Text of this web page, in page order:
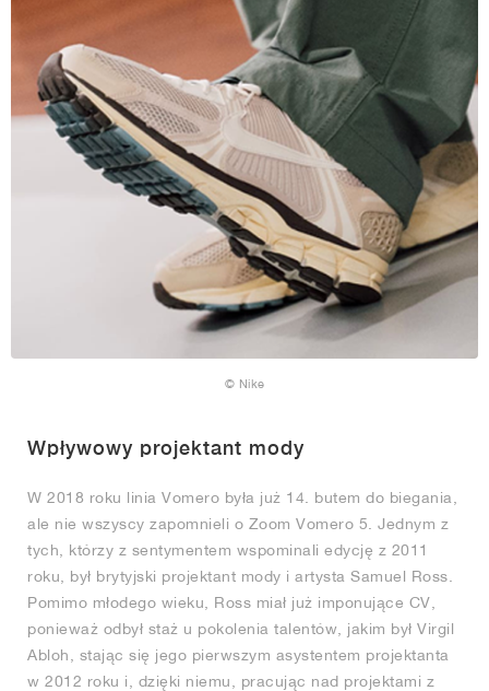
© Nike
Wpływowy projektant mody
W 2018 roku linia Vomero była już 14. butem do biegania,
ale nie wszyscy zapomnieli o Zoom Vomero 5. Jednym z
tych, którzy z sentymentem wspominali edycję z 2011
roku, był brytyjski projektant mody i artysta Samuel Ross.
Pomimo młodego wieku, Ross miał już imponujące CV,
ponieważ odbył staż u pokolenia talentów, jakim był Virgil
Abloh, stając się jego pierwszym asystentem projektanta
w 2012 roku i, dzięki niemu, pracując nad projektami z